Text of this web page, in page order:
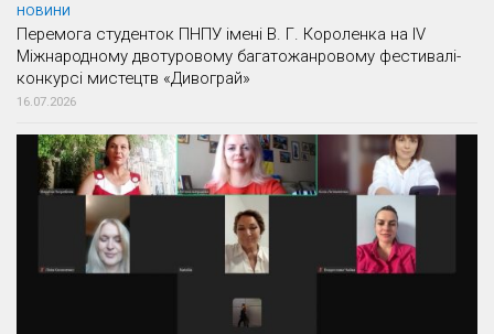
НОВИНИ
Перемога студенток ПНПУ імені В. Г. Короленка на IV
Міжнародному двотуровому багатожанровому фестивалі-
конкурсі мистецтв «Дивограй»
16.07.2026